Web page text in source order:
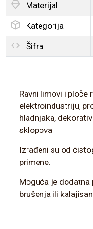
Materijal
Kategorija
Šifra
Ravni limovi i ploče
elektroindustriju,
hladnjaka,
sklopova.
Izrađeni su od
primene.
Moguća je dodatna
brušenja ili